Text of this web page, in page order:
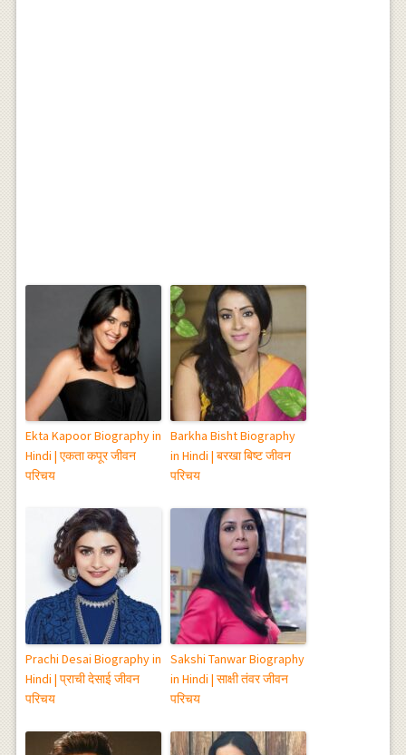
Ekta Kapoor Biography in
Hindi | एकता कपूर जीवन
परिचय
Barkha Bisht Biography
in Hindi | बरखा बिष्ट जीवन
परिचय
Prachi Desai Biography in
Hindi | प्राची देसाई जीवन
परिचय
Sakshi Tanwar Biography
in Hindi | साक्षी तंवर जीवन
परिचय